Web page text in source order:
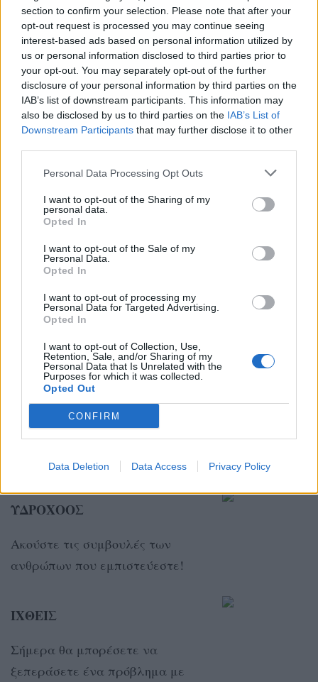
section to confirm your selection. Please note that after your
opt-out request is processed you may continue seeing
interest-based ads based on personal information utilized by
us or personal information disclosed to third parties prior to
your opt-out. You may separately opt-out of the further
disclosure of your personal information by third parties on the
IAB’s list of downstream participants. This information may
also be disclosed by us to third parties on the IAB’s List of
Downstream Participants that may further disclose it to other
Personal Data Processing Opt Outs
I want to opt-out of the Sharing of my
personal data.
Opted In
I want to opt-out of the Sale of my
Personal Data.
Opted In
I want to opt-out of processing my
Personal Data for Targeted Advertising.
Opted In
I want to opt-out of Collection, Use,
Retention, Sale, and/or Sharing of my
Personal Data that Is Unrelated with the
Purposes for which it was collected.
Opted Out
CONFIRM
Data Deletion Data Access Privacy Policy
είστε προσεκτικοί.
ΣΚΟΡΠΙΟΣ
Προσοχή αν επιτρέψετε στην
ανατρεπτική πλευρά σας να κάνει
καινοτόμες επιλογές, θα δείτε
ΤΟΞΟΤΗΣ
Θα αναζητήσετε αλλαγές στην
ερωτική σας ζωή και μέσα από τις
τα θεμέλια που θέλετε για να τις
ΑΙΓΟΚΕΡΩΣ
Ο ορθολογισμός σας και η λογική
σας μπορεί να σας οδηγήσουν
όπου θέλετε σήμερα.
ΥΔΡΟΧΟΟΣ
Ακούστε τις συμβουλές των
ανθρώπων που εμπιστεύεστε!
ΙΧΘΕΙΣ
Σήμερα θα μπορέσετε να
ξεπεράσετε ένα πρόβλημα με